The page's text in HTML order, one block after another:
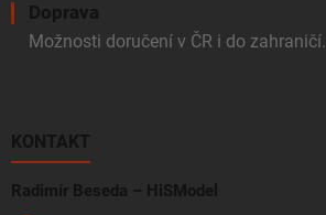
Doprava
Možnosti doručení v ČR i do zahraničí.
KONTAKT
Radimír Beseda – HiSModel